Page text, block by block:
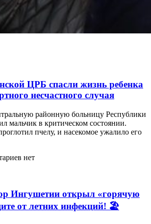
ЦРБ спасли жизнь ребенка
несчастного случая
районную больницу Республики
мальчик в критическом состоянии.
пчелу, и насекомое ужалило его
нет
Ингушетии открыл «горячую
от летних инфекций! 🏖